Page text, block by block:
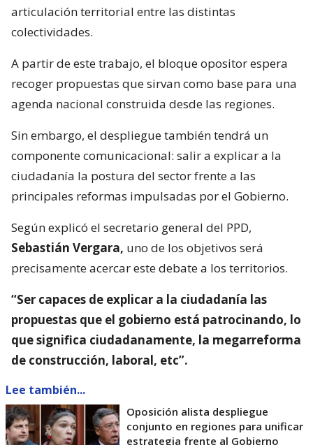
articulación territorial entre las distintas
colectividades.
A partir de este trabajo, el bloque opositor espera
recoger propuestas que sirvan como base para una
agenda nacional construida desde las regiones.
Sin embargo, el despliegue también tendrá un
componente comunicacional: salir a explicar a la
ciudadanía la postura del sector frente a las
principales reformas impulsadas por el Gobierno.
Según explicó el secretario general del PPD,
Sebastián Vergara, uno de los objetivos será
precisamente acercar este debate a los territorios.
“Ser capaces de explicar a la ciudadanía las
propuestas que el gobierno está patrocinando, lo
que significa ciudadanamente, la megarreforma
de construcción, laboral, etc”.
Lee también...
Oposición alista despliegue
conjunto en regiones para unificar
estrategia frente al Gobierno